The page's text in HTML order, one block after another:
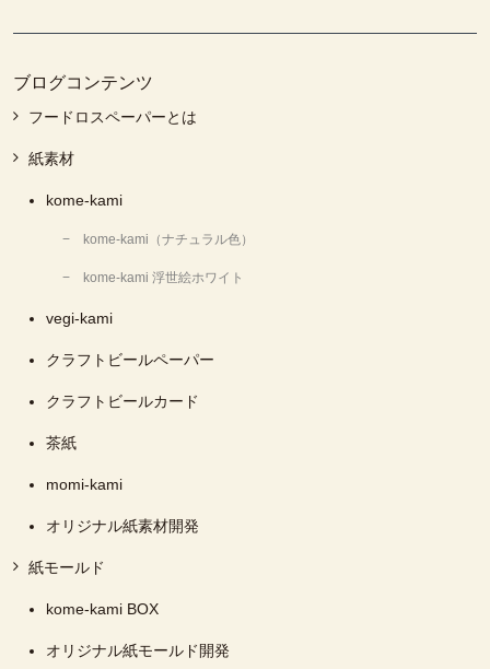
ブログコンテンツ
フードロスペーパーとは
紙素材
kome-kami
kome-kami（ナチュラル色）
kome-kami 浮世絵ホワイト
vegi-kami
クラフトビールペーパー
クラフトビールカード
茶紙
momi-kami
オリジナル紙素材開発
紙モールド
kome-kami BOX
オリジナル紙モールド開発